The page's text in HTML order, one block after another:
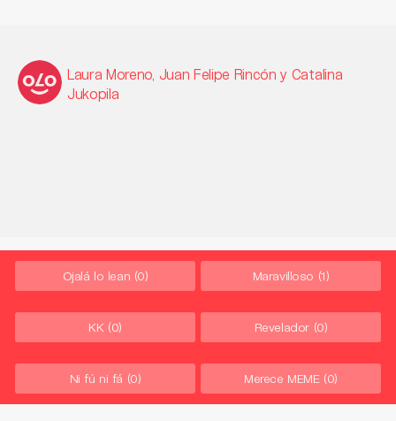
Laura Moreno, Juan Felipe Rincón y Catalina
Jukopila
Ojalá lo lean (0) Maravilloso (1)
KK (0) Revelador (0)
Ni fú ni fá (0) Merece MEME (0)